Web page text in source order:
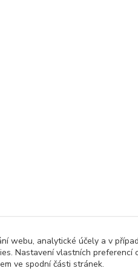
Upravit sběr cookies.
webu, analytické účely a v
Nastavení vlastních preferencí
ve spodní části stránek.